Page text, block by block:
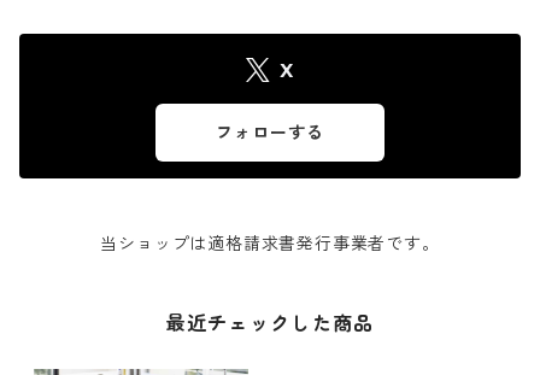
X
フォローする
当ショップは適格請求書発行事業者です。
最近チェックした商品